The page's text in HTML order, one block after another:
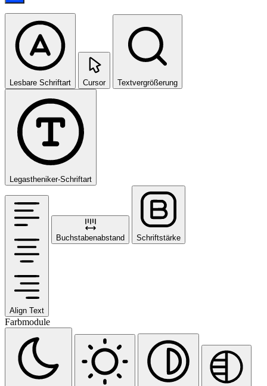
Lesbare Schriftart Cursor Textvergrößerung
Legastheniker-Schriftart
Align Text
Buchstabenabstand Schriftstärke
Farbmodule